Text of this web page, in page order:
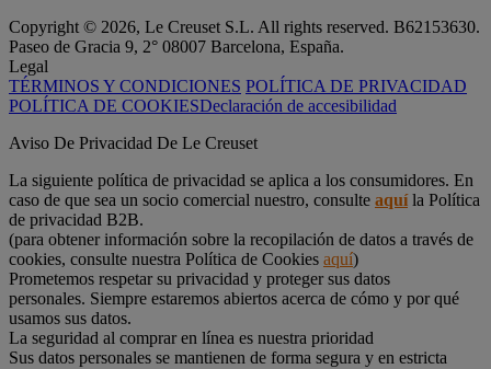
Copyright © 2026, Le Creuset S.L. All rights reserved. B62153630.
Paseo de Gracia 9, 2° 08007 Barcelona, España.
Legal
TÉRMINOS Y CONDICIONES POLÍTICA DE PRIVACIDAD
POLÍTICA DE COOKIESDeclaración de accesibilidad
Aviso De Privacidad De Le Creuset
La siguiente política de privacidad se aplica a los consumidores. En
caso de que sea un socio comercial nuestro, consulte aquíla Política
de privacidad B2B.
(para obtener información sobre la recopilación de datos a través de
cookies, consulte nuestra Política de Cookies aquí)
Prometemos respetar su privacidad y proteger sus datos
personales. Siempre estaremos abiertos acerca de cómo y por qué
usamos sus datos.
La seguridad al comprar en línea es nuestra prioridad
Sus datos personales se mantienen de forma segura y en estricta